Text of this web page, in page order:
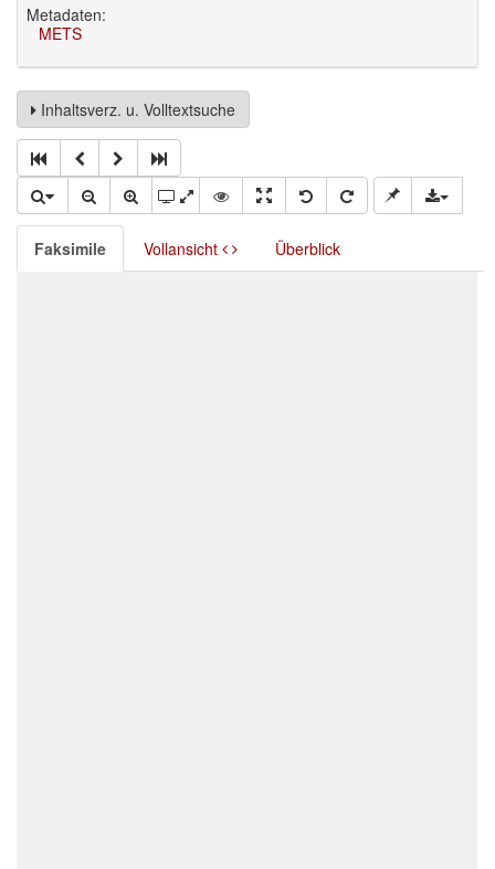
Metadaten:
METS
Inhaltsverz. u. Volltextsuche
Faksimile Vollansicht Überblick